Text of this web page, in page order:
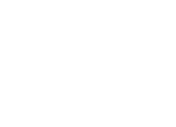
室の活動を推進することが出来ました。今